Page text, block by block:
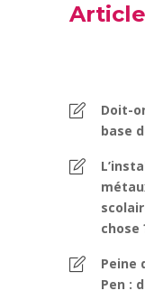
Doit-
base
chose
Peine
Pen :